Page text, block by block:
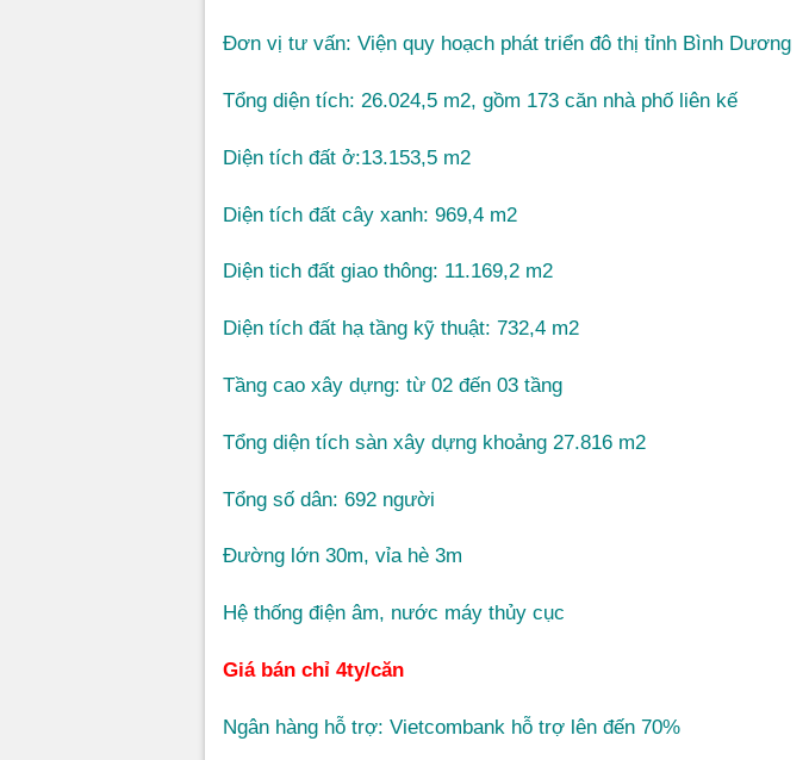
Đơn vị tư vấn: Viện quy hoạch phát triển đô thị tỉnh Bình Dương
Tổng diện tích: 26.024,5 m2, gồm 173 căn nhà phố liên kế
Diện tích đất ở:13.153,5 m2
Diện tích đất cây xanh: 969,4 m2
Diện tich đất giao thông: 11.169,2 m2
Diện tích đất hạ tầng kỹ thuật: 732,4 m2
Tầng cao xây dựng: từ 02 đến 03 tầng
Tổng diện tích sàn xây dựng khoảng 27.816 m2
Tổng số dân: 692 người
Đường lớn 30m, vỉa hè 3m
Hệ thống điện âm, nước máy thủy cục
Giá bán chỉ 4ty/căn
Ngân hàng hỗ trợ: Vietcombank hỗ trợ lên đến 70%